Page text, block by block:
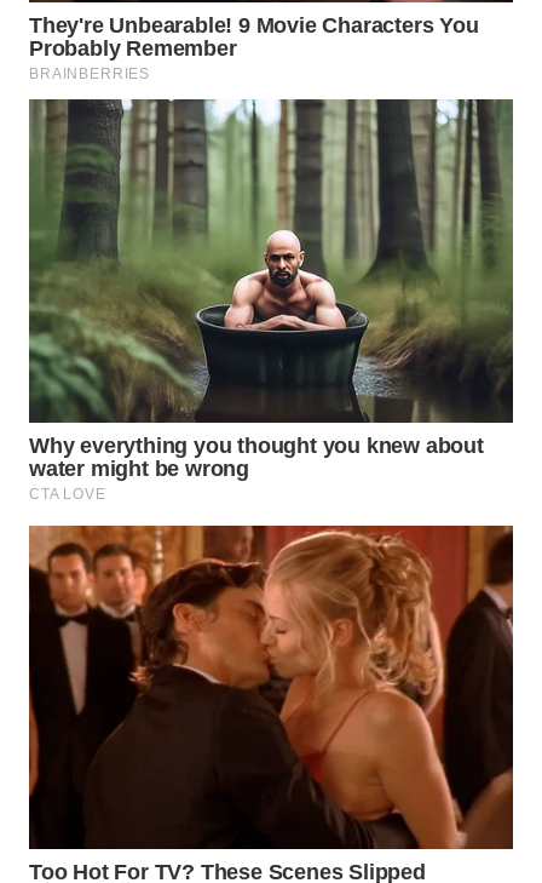
WN
DANAU
TOBA
WN
NIAS
LANGKAT
WN
TAPANULI
SELATAN
WN
TANJUNG
LESUNG
WN
KARO
WN
SIMALUNGUN
LABUHANBATU
TENGAH